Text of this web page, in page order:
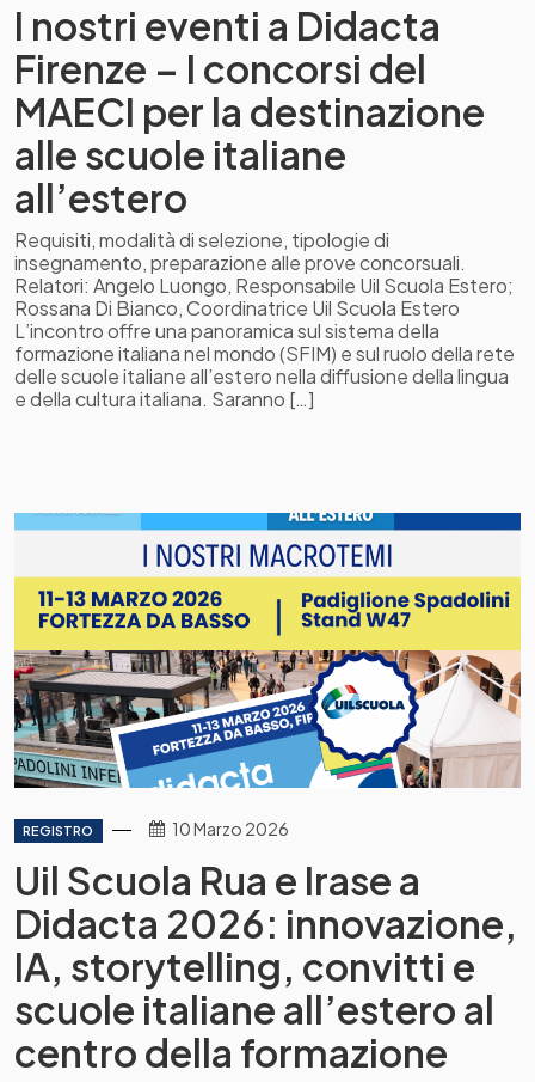
I nostri eventi a Didacta
Firenze – I concorsi del
MAECI per la destinazione
alle scuole italiane
all’estero
Requisiti, modalità di selezione, tipologie di
insegnamento, preparazione alle prove concorsuali.
Relatori: Angelo Luongo, Responsabile Uil Scuola Estero;
Rossana Di Bianco, Coordinatrice Uil Scuola Estero
L’incontro offre una panoramica sul sistema della
formazione italiana nel mondo (SFIM) e sul ruolo della rete
delle scuole italiane all’estero nella diffusione della lingua
e della cultura italiana. Saranno […]
REGISTRO 10 Marzo 2026
Uil Scuola Rua e Irase a
Didacta 2026: innovazione,
IA, storytelling, convitti e
scuole italiane all’estero al
centro della formazione